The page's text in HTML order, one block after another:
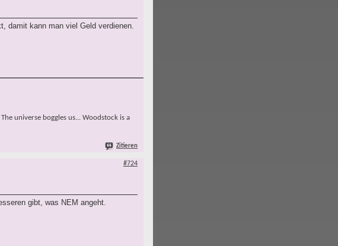
damit kann man viel Geld verdienen.
universe boggles us... Woodstock is a
Zitieren
#724
gibt, was NEM angeht.